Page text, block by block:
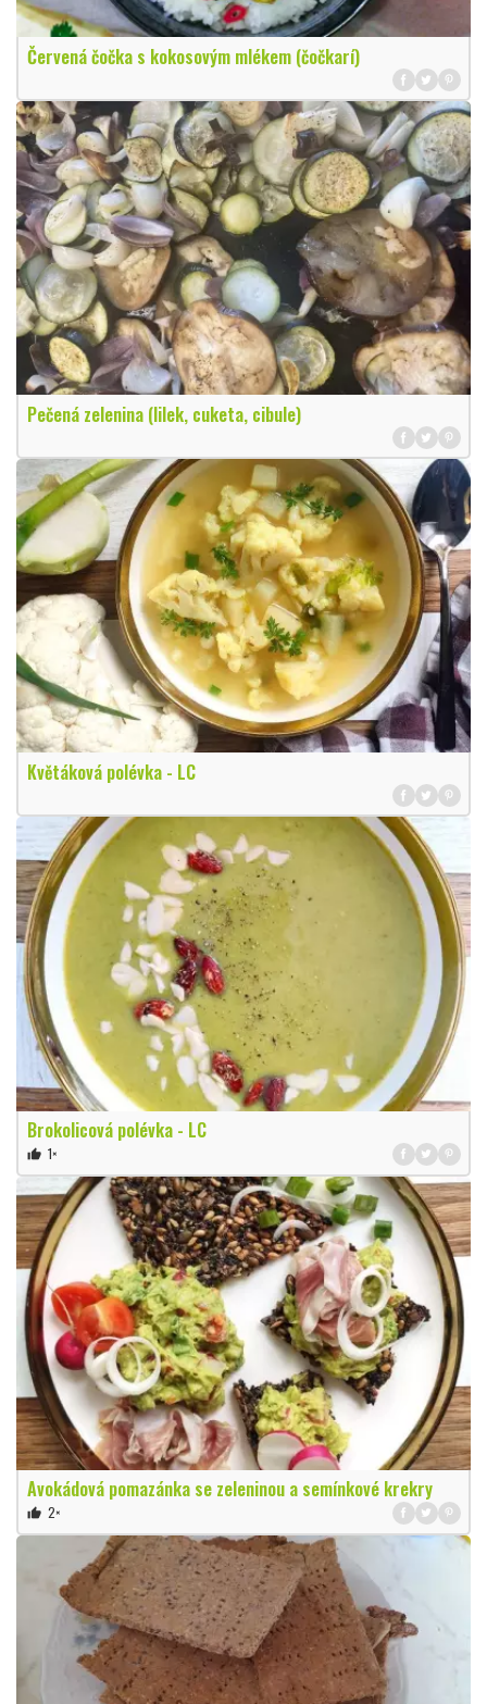
Červená čočka s kokosovým mlékem (čočkarí)
Pečená zelenina (lilek, cuketa, cibule)
Květáková polévka - LC
Brokolicová polévka - LC
thumb_up 1×
Avokádová pomazánka se zeleninou a semínkové krekry
thumb_up 2×